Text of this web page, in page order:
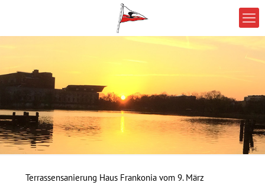
Terrassensanierung Haus Frankonia vom 9. März